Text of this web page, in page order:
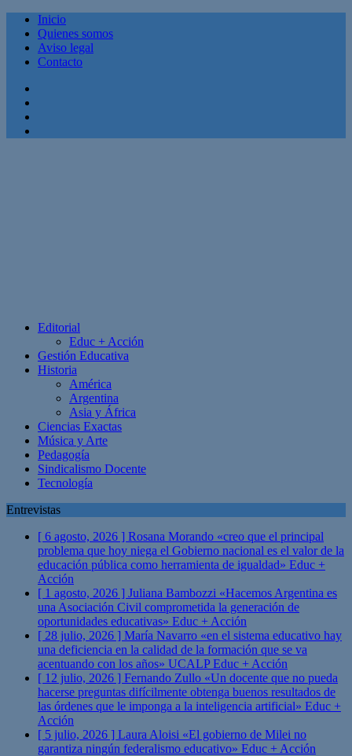
Inicio
Quienes somos
Aviso legal
Contacto
Editorial
Educ + Acción
Gestión Educativa
Historia
América
Argentina
Asia y África
Ciencias Exactas
Música y Arte
Pedagogía
Sindicalismo Docente
Tecnología
Entrevistas
[ 6 agosto, 2026 ] Rosana Morando «creo que el principal
problema que hoy niega el Gobierno nacional es el valor de la
educación pública como herramienta de igualdad» Educ +
Acción
[ 1 agosto, 2026 ] Juliana Bambozzi «Hacemos Argentina es
una Asociación Civil comprometida la generación de
oportunidades educativas» Educ + Acción
[ 28 julio, 2026 ] María Navarro «en el sistema educativo hay
una deficiencia en la calidad de la formación que se va
acentuando con los años» UCALPEduc + Acción
[ 12 julio, 2026 ] Fernando Zullo «Un docente que no pueda
hacerse preguntas difícilmente obtenga buenos resultados de
las órdenes que le imponga a la inteligencia artificial» Educ +
Acción
[ 5 julio, 2026 ] Laura Aloisi «El gobierno de Milei no
garantiza ningún federalismo educativo» Educ + Acción